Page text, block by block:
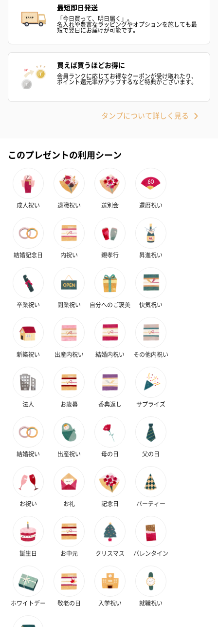
リラックスグッズ
リラックスグッズを同梱してお届けします。
かき氷入浴剤4点セット
バスフラワー
ハンドタオル・ハンカチ
ハンドタオル・ハンカチを同梱してお届けいたします。ギフトへ
の＋αにおすすめです。
花束ハンドタオル（ピ
花束ハンドタオル（ブ
キャンドル・お香を同梱してお届けいたします。
フラッグカプセル：イ
ンセンススティック
（END）（880円）
フラッグカプセル：イ
ンセンススティック
（St.OSMANTHUS）
（880円）
お酒
お酒を同梱してお届けいたします。
最短即日発送
「今日買って、明日届く」。
名入れや豊富なラッピングやオプションを施しても最
短で翌日にお届けが可能です。
買えば買うほどお得に
会員ランクに応じてお得なクーポンが受け取れたり、
ポイント還元率がアップするなど特典がございます。
タンプについて詳しく見る
このプレゼントの利用シーン
成人祝い 退職祝い 送別会 還暦祝い
結婚記念日 内祝い 親孝行 昇進祝い
卒業祝い 開業祝い 自分へのご褒美 快気祝い
新築祝い 出産内祝い 結婚内祝い その他内祝い
法人 お歳暮 香典返し サプライズ
結婚祝い 出産祝い 母の日 父の日
お祝い お礼 記念日 パーティー
誕生日 お中元 クリスマス バレンタイン
ホワイトデー 敬老の日 入学祝い 就職祝い